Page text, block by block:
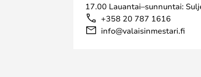
17.00 Lauantai–sunnuntai:
+358 20 787 1616
info@valaisinmestari.fi